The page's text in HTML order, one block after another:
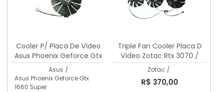
Cooler P/ Placa De Vídeo
Asus Phoenix Geforce Gtx
1660 Super
Asus /
Asus Phoenix Geforce Gtx
1660 Super
Triple Fan Cooler Placa D
Vídeo Zotac Rtx 3070 /
3080 / 3090
Zotac /
R$ 370,00